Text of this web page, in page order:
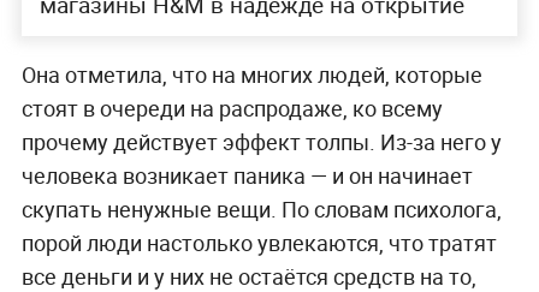
Она отметила, что на многих людей, которые
стоят в очереди на распродаже, ко всему
прочему действует эффект толпы. Из-за него у
человека возникает паника — и он начинает
скупать ненужные вещи. По словам психолога,
порой люди настолько увлекаются, что тратят
все деньги и у них не остаётся средств на то,